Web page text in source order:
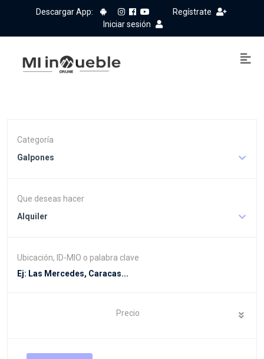
Descargar App:
Regístrate
Iniciar sesión
Categoría
Galpones
Que deseas hacer
Alquiler
Ubicación, ID-MIO o palabra clave
Precio